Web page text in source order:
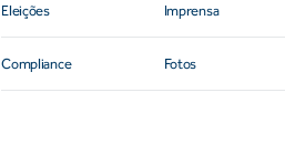
Eleições
Compliance
Imprensa
Fotos